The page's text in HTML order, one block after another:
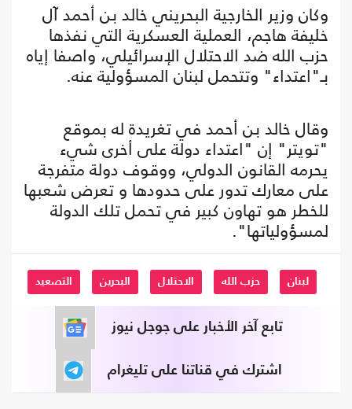
وكان وزير الخارجية البحريني خالد بن أحمد آل
خليفة هاجم، العملية العسكرية التي نفذها
حزب الله ضد الاحتلال الإسرائيلي، واصفا إياه
بـ"اعتداء" وتتحمل لبنان المسؤولية عنه.
وقال خالد بن أحمد في تغريدة له بموقع
"تويتر" إن "اعتداء دولة على أخرى شيء
يحرمه القانون الدولي، ووقوف دولة متفرجة
على معارك تدور على حدودها و تعرض شعبها
للخطر هو تهاون كبير في تحمل تلك الدولة
لمسؤولياتها".
لبنان حزب الله الاحتلال البحرين التصعيد
تابع آخر الأخبار على جوجل نيوز
اشترك في قناتنا على تليغرام